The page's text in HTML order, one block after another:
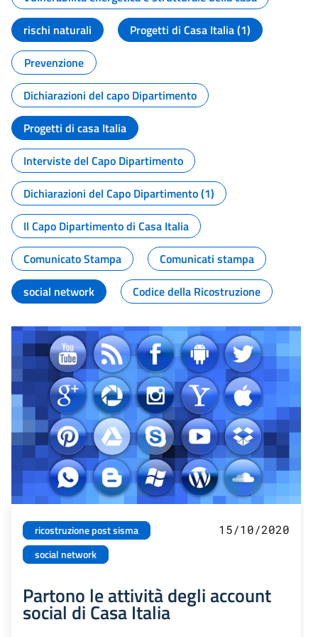
rischi naturali
Progetti di Casa Italia (1)
Prevenzione
Dichiarazioni del capo Dipartimento
Progetti di casa Italia
Interviste del Capo Dipartimento
Dichiarazioni del Capo Dipartimento (1)
Il Capo Dipartimento di Casa Italia
Comunicato Stampa
Comunicati stampa
social network
Codice della Ricostruzione
ricostruzione post sisma
social network
15/10/2020
Partono le attività degli account
social di Casa Italia